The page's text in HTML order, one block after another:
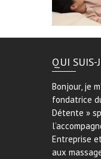
QUI SUIS-
Bonjour, je
fondatrice
Détente »
Entreprise
aux